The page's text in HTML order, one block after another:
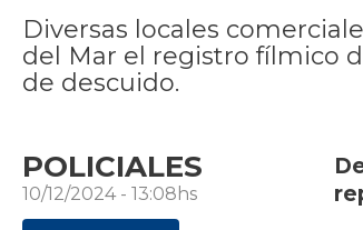
Diversas locales
del Mar el registro fílmico
de descuido.
POLICIALES
10/12/2024 - 13:08hs